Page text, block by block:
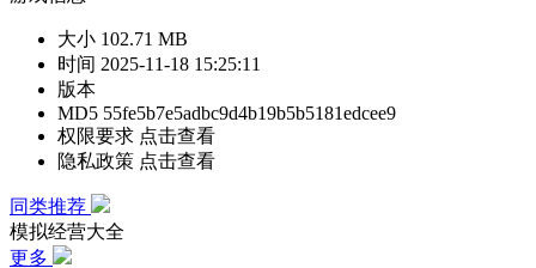
大小 102.71 MB
时间 2025-11-18 15:25:11
版本
MD5 55fe5b7e5adbc9d4b19b5b5181edcee9
权限要求 点击查看
隐私政策 点击查看
同类推荐
模拟经营大全
更多